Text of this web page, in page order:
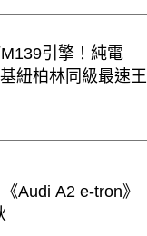
引擎！純電
紐柏林同級最速王
Audi A2 e-tron》